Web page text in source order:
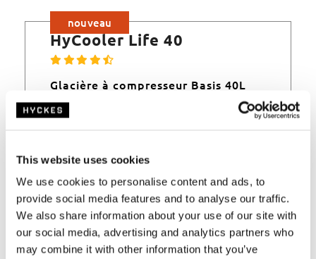
This website uses cookies
We use cookies to personalise content and ads, to
provide social media features and to analyse our traffic.
We also share information about your use of our site with
our social media, advertising and analytics partners who
may combine it with other information that you’ve
nouveau
HyCooler Life 40
Glacière à compresseur Basis 40L
Une technologie de haute qualité à un prix